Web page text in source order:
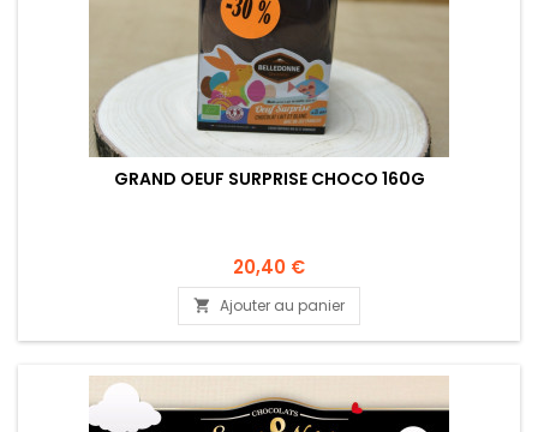
GRAND OEUF SURPRISE CHOCO 160G
20,40 €
 Ajouter au panier